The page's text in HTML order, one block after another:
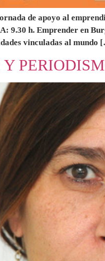
de apoyo al
9.30 h. Emprender en
vinculadas al mundo